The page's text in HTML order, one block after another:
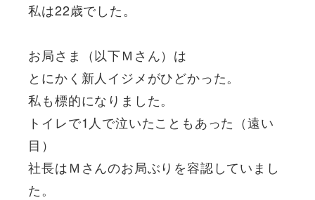
私は22歳でした。
お局さま（以下Ｍさん）は
とにかく新人イジメがひどかった。
私も標的になりました。
トイレで1人で泣いたこともあった（遠い
目）
社長はＭさんのお局ぶりを容認していまし
た。